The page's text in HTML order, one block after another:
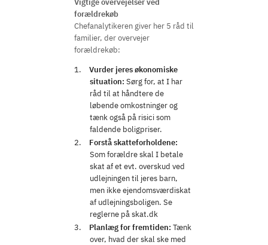
Vigtige overvejelser ved
forældrekøb
Chefanalytikeren giver her 5 råd til
familier, der overvejer
forældrekøb:
Vurder jeres økonomiske
situation: Sørg for, at I har
råd til at håndtere de
løbende omkostninger og
tænk også på risici som
faldende boligpriser.
Forstå skatteforholdene:
Som forældre skal I betale
skat af et evt. overskud ved
udlejningen til jeres barn,
men ikke ejendomsværdiskat
af udlejningsboligen. Se
reglerne på skat.dk
Planlæg for fremtiden: Tænk
over, hvad der skal ske med